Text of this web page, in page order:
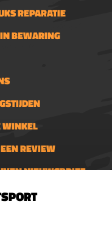
REPARATIE
BEWARING
WINKEL
REVIEW
NIEUWSBRIEF